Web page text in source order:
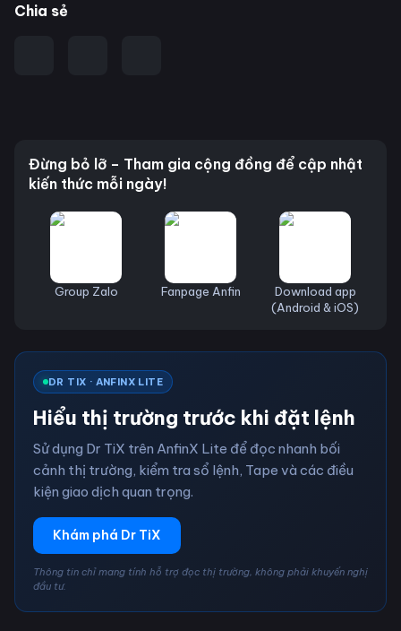
Chia sẻ
Đừng bỏ lỡ – Tham gia cộng đồng để cập nhật
kiến thức mỗi ngày!
Group Zalo Fanpage Anfin
Download app
(Android & iOS)
DR TIX · ANFINX LITE
Hiểu thị trường trước khi đặt lệnh
Sử dụng Dr TiX trên AnfinX Lite để đọc nhanh bối
cảnh thị trường, kiểm tra sổ lệnh, Tape và các điều
kiện giao dịch quan trọng.
Khám phá Dr TiX
Thông tin chỉ mang tính hỗ trợ đọc thị trường, không phải khuyến nghị
đầu tư.